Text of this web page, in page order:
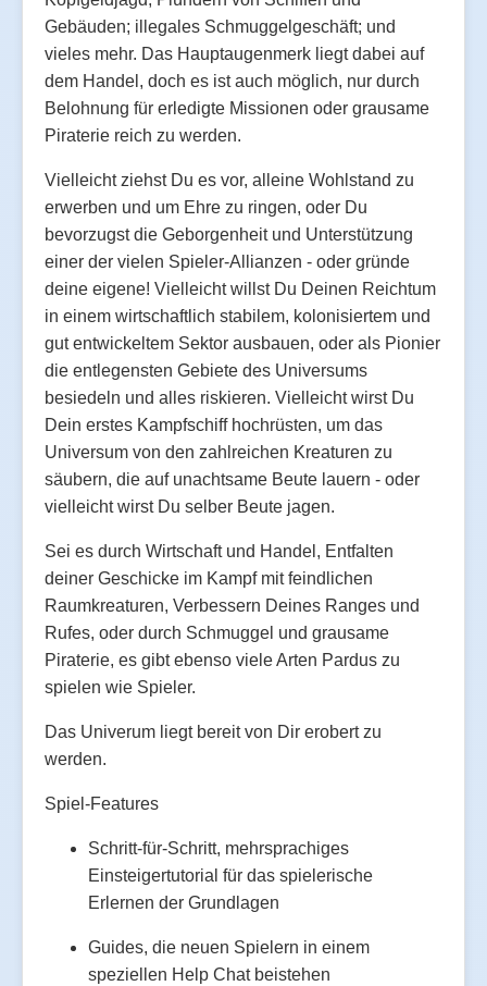
Gebäuden; illegales Schmuggelgeschäft; und
vieles mehr. Das Hauptaugenmerk liegt dabei auf
dem Handel, doch es ist auch möglich, nur durch
Belohnung für erledigte Missionen oder grausame
Piraterie reich zu werden.
Vielleicht ziehst Du es vor, alleine Wohlstand zu
erwerben und um Ehre zu ringen, oder Du
bevorzugst die Geborgenheit und Unterstützung
einer der vielen Spieler-Allianzen - oder gründe
deine eigene! Vielleicht willst Du Deinen Reichtum
in einem wirtschaftlich stabilem, kolonisiertem und
gut entwickeltem Sektor ausbauen, oder als Pionier
die entlegensten Gebiete des Universums
besiedeln und alles riskieren. Vielleicht wirst Du
Dein erstes Kampfschiff hochrüsten, um das
Universum von den zahlreichen Kreaturen zu
säubern, die auf unachtsame Beute lauern - oder
vielleicht wirst Du selber Beute jagen.
Sei es durch Wirtschaft und Handel, Entfalten
deiner Geschicke im Kampf mit feindlichen
Raumkreaturen, Verbessern Deines Ranges und
Rufes, oder durch Schmuggel und grausame
Piraterie, es gibt ebenso viele Arten Pardus zu
spielen wie Spieler.
Das Univerum liegt bereit von Dir erobert zu
werden.
Spiel-Features
Schritt-für-Schritt, mehrsprachiges
Einsteigertutorial für das spielerische
Erlernen der Grundlagen
Guides, die neuen Spielern in einem
speziellen Help Chat beistehen